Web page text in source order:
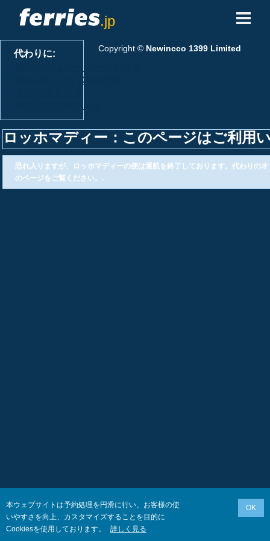
.jp
フェリー会社
フェリーの目的地
フェリールート
港
予約の管理
代わりに:
View All Ferry Operators
ロッホマディー：このページはご利用
恐れ入りますが、ロッホマディーの便は運航を終了しております。代わりの
のページをご覧ください。.
Copyright © Newincco 1399 Limited
本ウェブサイトは予約処理を円滑に行い、お客様の使
いやすさを向上、カスタマイズすることを目的に
Cookiesを使用しております。
詳しく見る
OK